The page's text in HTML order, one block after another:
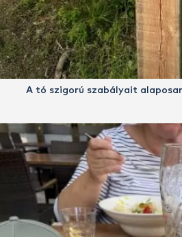
A tó szigorú szabályait